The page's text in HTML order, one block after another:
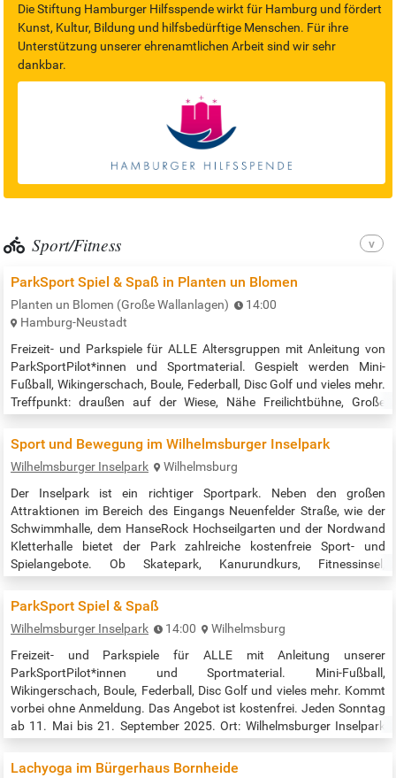
Die Stiftung Hamburger Hilfsspende wirkt für Hamburg und fördert
Kunst, Kultur, Bildung und hilfsbedürftige Menschen. Für ihre
Unterstützung unserer ehrenamtlichen Arbeit sind wir sehr
dankbar.
Sport/Fitness
ParkSport Spiel & Spaß in Planten un Blomen
Planten un Blomen (Große Wallanlagen)
14:00
Hamburg-Neustadt
Freizeit- und Parkspiele für ALLE Altersgruppen mit Anleitung von
ParkSportPilot*innen und Sportmaterial. Gespielt werden Mini-
Fußball, Wikingerschach, Boule, Federball, Disc Golf und vieles mehr.
Treffpunkt: draußen auf der Wiese, Nähe Freilichtbühne, Große
Rollschuh/Eisbahn. Veranstaltungszeit: 14:00 bis 18:00 Uhr Quelle:
…
Sport und Bewegung im Wilhelmsburger Inselpark
Wilhelmsburger Inselpark
Wilhelmsburg
Der Inselpark ist ein richtiger Sportpark. Neben den großen
Attraktionen im Bereich des Eingangs Neuenfelder Straße, wie der
Schwimmhalle, dem HanseRock Hochseilgarten und der Nordwand
Kletterhalle bietet der Park zahlreiche kostenfreie Sport- und
Spielangebote. Ob Skatepark, Kanurundkurs, Fitnessinsel,
bestmögliche Bedingungen für eine aktive Gestaltung Ihres Alltags.
An einigen Anlagen sorgt sogar…
ParkSport Spiel & Spaß
Wilhelmsburger Inselpark 14:00
Wilhelmsburg
Freizeit- und Parkspiele für ALLE mit Anleitung unserer
ParkSportPilot*innen und Sportmaterial. Mini-Fußball,
Wikingerschach, Boule, Federball, Disc Golf und vieles mehr. Kommt
vorbei ohne Anmeldung. Das Angebot ist kostenfrei. Jeden Sonntag
ab 11. Mai bis 21. September 2025. Ort: Wilhelmsburger Inselpark
https://inselrundblick.de/veranstaltung/parksport-spiel-und-
Lachyoga im Bürgerhaus Bornheide